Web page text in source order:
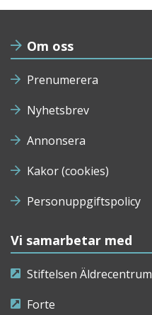
Om oss
Prenumerera
Nyhetsbrev
Annonsera
Kakor (cookies)
Personuppgiftspolicy
Vi samarbetar med
Stiftelsen Äldrecentrum
Forte